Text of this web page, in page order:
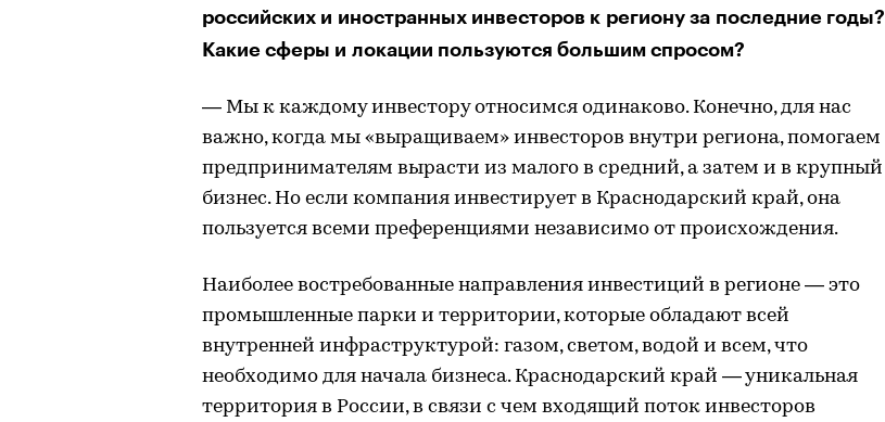
российских и иностранных инвесторов к региону за последние годы?
Какие сферы и локации пользуются большим спросом?
— Мы к каждому инвестору относимся одинаково. Конечно, для нас
важно, когда мы «выращиваем» инвесторов внутри региона, помогаем
предпринимателям вырасти из малого в средний, а затем и в крупный
бизнес. Но если компания инвестирует в Краснодарский край, она
пользуется всеми преференциями независимо от происхождения.
Наиболее востребованные направления инвестиций в регионе — это
промышленные парки и территории, которые обладают всей
внутренней инфраструктурой: газом, светом, водой и всем, что
необходимо для начала бизнеса. Краснодарский край — уникальная
территория в России, в связи с чем входящий поток инвесторов